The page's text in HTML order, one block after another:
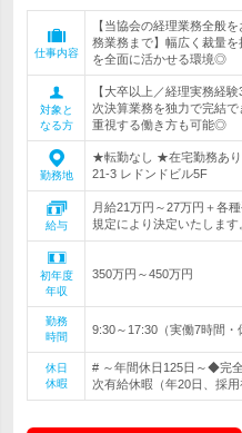
仕事内容
【当協会の経理業務全般
務業務まで】幅広く裁量
を全面に活かせる環境◎
対象と
なる方
【大卒以上／経理実務経
次決算業務を独力で完結
重視する働き方も可能◎
勤務地
★転勤なし ★在宅勤務あ
21-3 レドンドビル5F
給与
月給21万円～27万円＋各
規定により決定いたしま
初年度
年収
350万円～450万円
勤務
時間
9:30～17:30（実働7時間・
休日
休暇
# ～年間休日125日～◆完
次有給休暇（年20日、採